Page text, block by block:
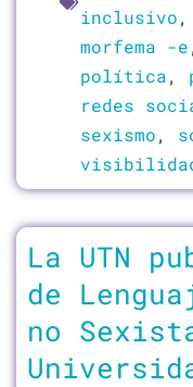
inclusivo,
morfema -e
política,
redes
sexismo,
La UTN
de
no